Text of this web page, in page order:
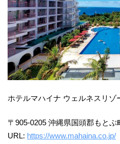
ホテルマハイナ ウェルネスリゾ
〒905-0205 沖縄県国頭郡もとぶ
URL: https://www.mahaina.co.jp/